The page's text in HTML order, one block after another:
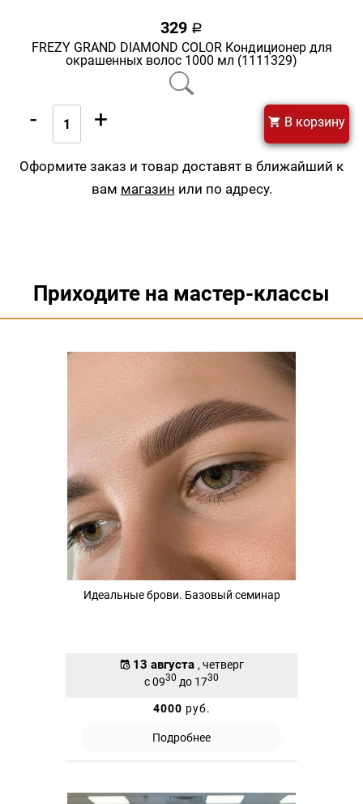
329 a
FREZY GRAND DIAMOND COLOR Кондиционер для
окрашенных волос 1000 мл (1111329)
- + В корзину
Оформите заказ и товар доставят в ближайший к
вам магазин или по адресу.
Приходите на мастер-классы
Идеальные брови. Базовый семинар
13 августа , четверг
с 0930 до 1730
4000 руб.
Подробнее